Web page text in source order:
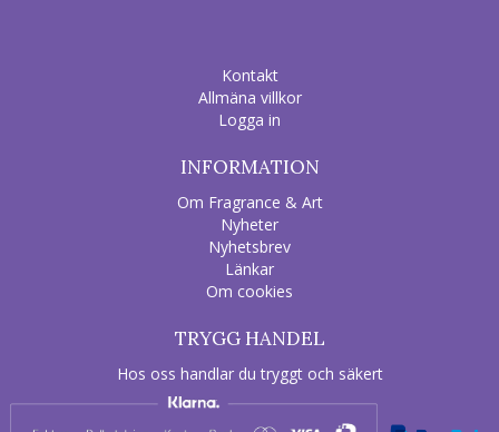
Kontakt
Allmäna villkor
Logga in
INFORMATION
Om Fragrance & Art
Nyheter
Nyhetsbrev
Länkar
Om cookies
TRYGG HANDEL
Hos oss handlar du tryggt och säkert